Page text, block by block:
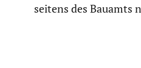
seitens des Bauamts